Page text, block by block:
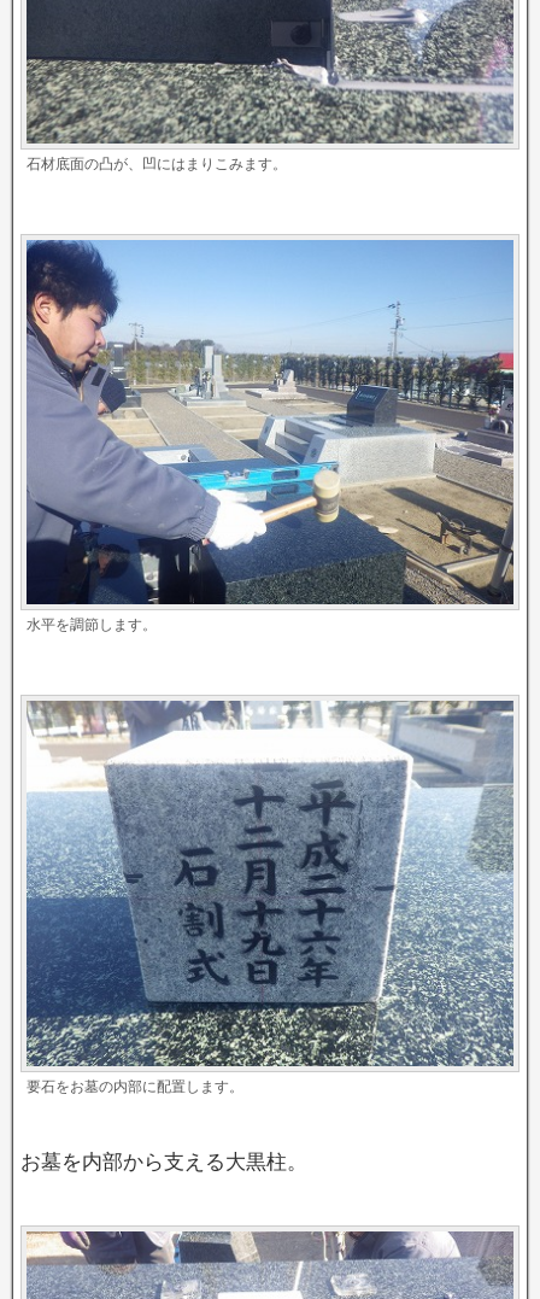
石材底面の凸が、凹にはまりこみます。
水平を調節します。
要石をお墓の内部に配置します。
お墓を内部から支える大黒柱。